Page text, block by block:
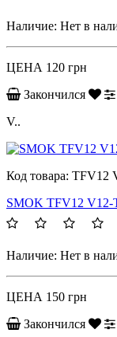
Наличие: Нет в
ЦЕНА 120 грн
Закончился
V..
Код товара: TFV12
SMOK TFV12 V12-
Наличие: Нет в
ЦЕНА 150 грн
Закончился